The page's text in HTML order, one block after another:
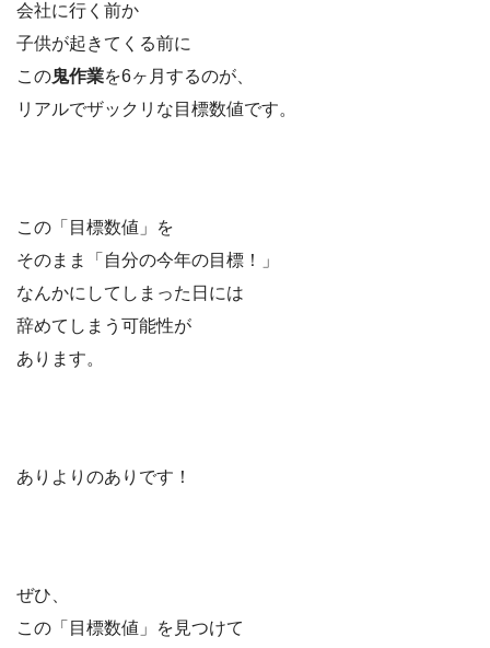
会社に行く前か
子供が起きてくる前に
この鬼作業を6ヶ月するのが、
リアルでザックリな目標数値です。
この「目標数値」を
そのまま「自分の今年の目標！」
なんかにしてしまった日には
辞めてしまう可能性が
あります。
ありよりのありです！
ぜひ、
この「目標数値」を見つけて